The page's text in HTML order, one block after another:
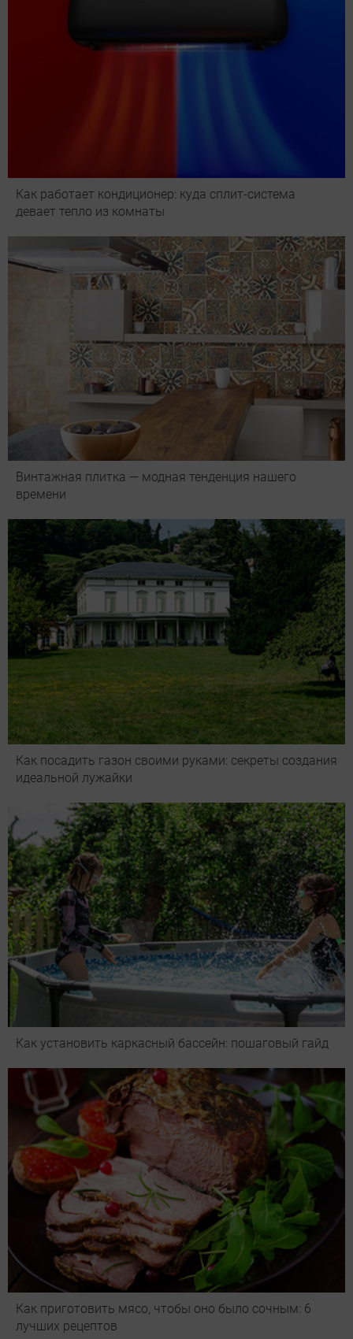
Как работает кондиционер: куда сплит-система
девает тепло из комнаты
Винтажная плитка — модная тенденция нашего
времени
Как посадить газон своими руками: секреты создания
идеальной лужайки
Как установить каркасный бассейн: пошаговый гайд
Как приготовить мясо, чтобы оно было сочным: 6
лучших рецептов